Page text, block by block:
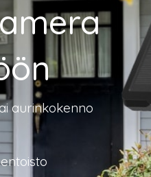
aurinkokenno